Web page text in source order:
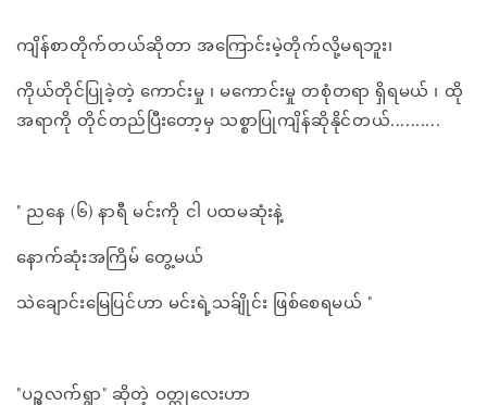
ကျိန်စာတိုက်တယ်ဆိုတာ အကြောင်းမဲ့တိုက်လို့မရဘူး၊
ကိုယ်တိုင်ပြုခဲ့တဲ့ ကောင်းမှု ၊ မကောင်းမှု တစုံတရာ ရှိရမယ် ၊ ထို
အရာကို တိုင်တည်ပြီးတော့မှ သစ္စာပြုကျိန်ဆိုနိုင်တယ်..........
" ညနေ (၆) နာရီ မင်းကို ငါ ပထမဆုံးနဲ့
နောက်ဆုံးအကြိမ် တွေ့မယ်
သဲချောင်းမြေပြင်ဟာ မင်းရဲ့သခ်ျိုင်း ဖြစ်စေရမယ် "
"ပဉ္ဓလက်ရွာ" ဆိုတဲ့ ဝတ္ထုလေးဟာ